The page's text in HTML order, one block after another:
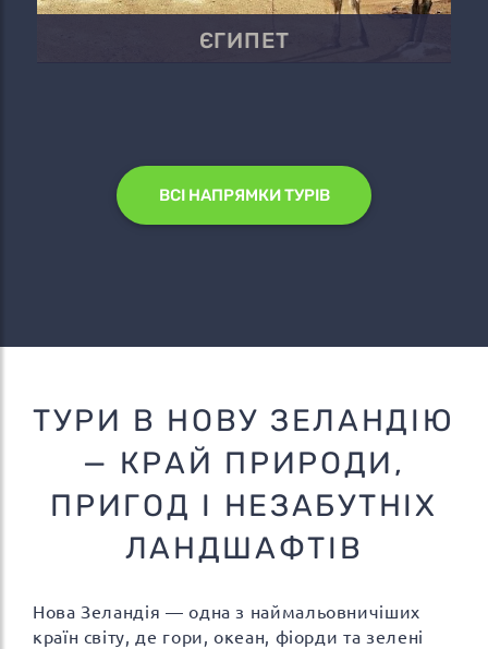
ЄГИПЕТ
ВСІ НАПРЯМКИ ТУРІВ
ТУРИ В НОВУ ЗЕЛАНДІЮ
— КРАЙ ПРИРОДИ,
ПРИГОД І НЕЗАБУТНІХ
ЛАНДШАФТІВ
Нова Зеландія — одна з наймальовничіших
країн світу, де гори, океан, фіорди та зелені